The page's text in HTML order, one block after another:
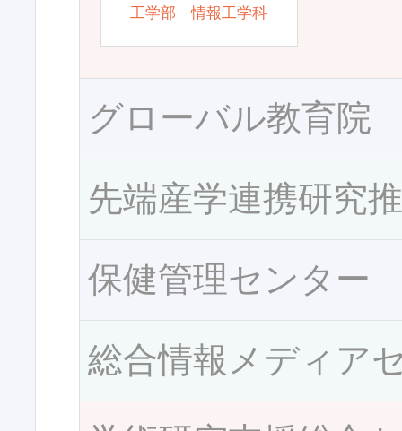
工学部 情報工学科
グローバル教育院
先端産学連携研究
保健管理センター
総合情報メディア